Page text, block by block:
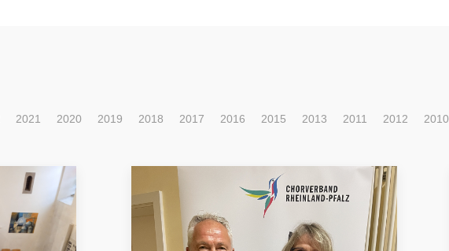
2021 2020 2019 2018 2017 2016 2015 2013 2011 2012 2010